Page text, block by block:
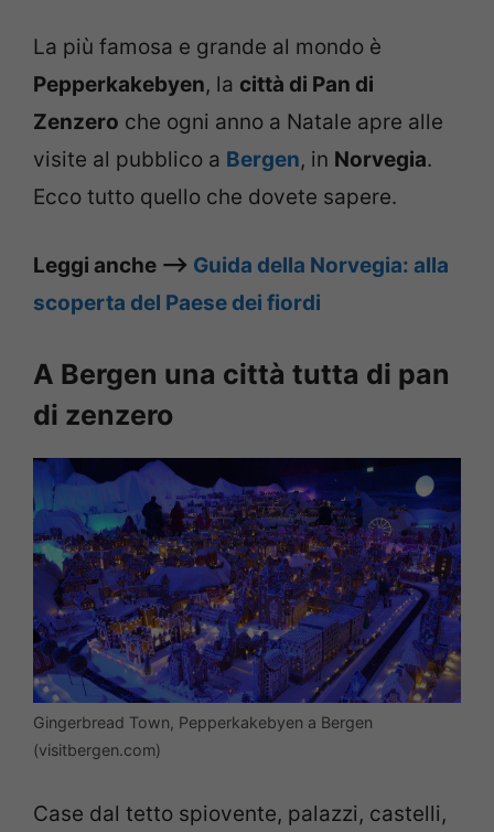
La più famosa e grande al mondo è
Pepperkakebyen, la città di Pan di
Zenzero che ogni anno a Natale apre alle
visite al pubblico a Bergen, in Norvegia.
Ecco tutto quello che dovete sapere.
Leggi anche –> Guida della Norvegia: alla
scoperta del Paese dei fiordi
A Bergen una città tutta di pan
di zenzero
Gingerbread Town, Pepperkakebyen a Bergen
(visitbergen.com)
Case dal tetto spiovente, palazzi, castelli,